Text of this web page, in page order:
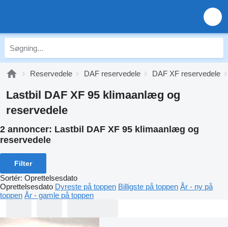
Reservedele DAF reservedele DAF XF reservedele
Lastbil DAF XF 95 klimaanlæg og
reservedele
2 annoncer: Lastbil DAF XF 95 klimaanlæg og
reservedele
Filter
Sortér: Oprettelsesdato
Oprettelsesdato Dyreste på toppen Billigste på toppen År - ny på
toppen År - gamle på toppen